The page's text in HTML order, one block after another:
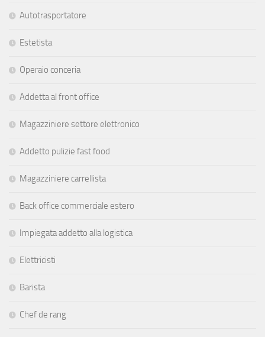
Autotrasportatore
Estetista
Operaio conceria
Addetta al front office
Magazziniere settore elettronico
Addetto pulizie fast food
Magazziniere carrellista
Back office commerciale estero
Impiegata addetto alla logistica
Elettricisti
Barista
Chef de rang